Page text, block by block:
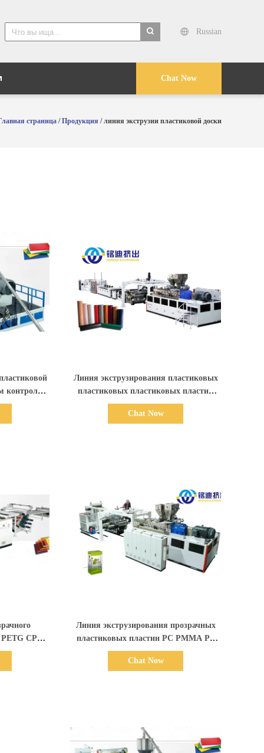
Russian
Chat Now
страница /Продукция / линия экструзии пластиковой доски
контролем
Линия экструзирования пластиковых
пластиковых пластиковых пластин
ABS TPO EVA Extruder Machine
Chat Now
CPET
750 кг/ч,
Линия экструзирования прозрачных
пластиковых пластин PC PMMA PS
1220 мм 1000 кг/ч
Chat Now